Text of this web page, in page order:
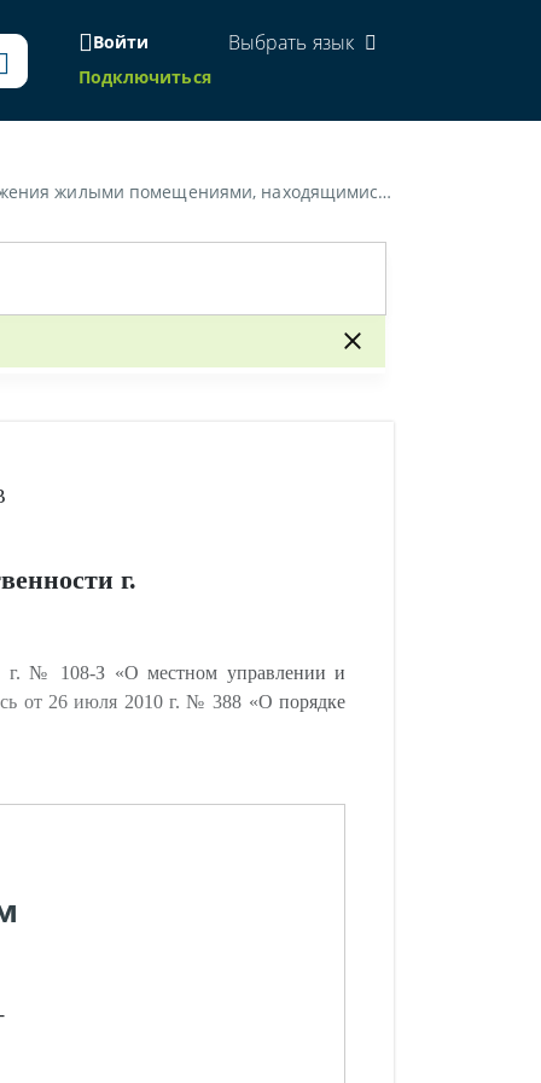
Войти
Подключиться
Выбрать язык
находящимися в собственности г. Минска»
г.
г. № 108-З «О местном управлении и
от 26 июля 2010 г. № 388 «О порядке